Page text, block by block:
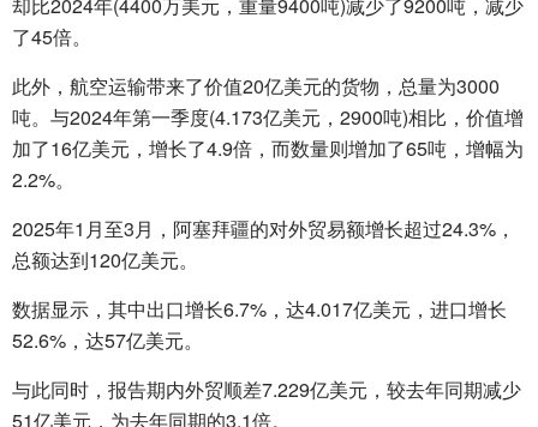
却比2024年(4400万美元，重量9400吨)减少了9200吨，减少
了45倍。
此外，航空运输带来了价值20亿美元的货物，总量为3000
吨。与2024年第一季度(4.173亿美元，2900吨)相比，价值增
加了​​16亿美元，增长了4.9倍，而数量则增加了65吨，增幅为
2.2%。
2025年1月至3月，阿塞拜疆的对外贸易额增长超过24.3%，
总额达到120亿美元。
数据显示，其中出口增长6.7%，达4.017亿美元，进口增长
52.6%，达57亿美元。
与此同时，报告期内外贸顺差7.229亿美元，较去年同期减少
51亿美元，为去年同期的3.1倍。